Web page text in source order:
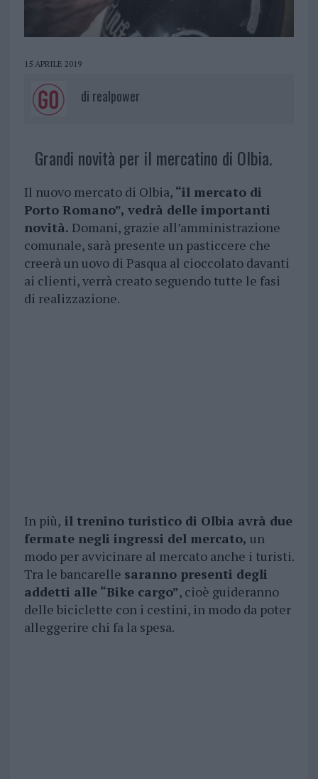
15 APRILE 2019
di realpower
Grandi novità per il mercatino di Olbia.
Il nuovo mercato di Olbia, “il mercato di
Porto Romano”, vedrà delle importanti
novità. Domani, grazie all’amministrazione
comunale, sarà presente un pasticcere che
creerà un uovo di Pasqua al cioccolato davanti
ai clienti, verrà creato seguendo tutte le fasi
di realizzazione.
In più, il trenino turistico di Olbia avrà due
fermate negli ingressi del mercato, un
modo per avvicinare al mercato anche i turisti.
Tra le bancarelle saranno presenti degli
addetti alle “Bike cargo”, cioè guideranno
delle biciclette con i cestini, in modo da poter
alleggerire chi fa la spesa.